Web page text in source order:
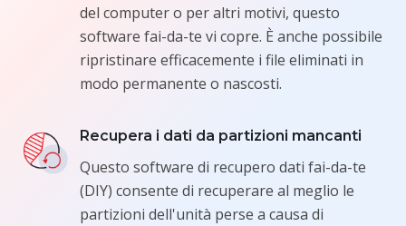
del computer o per altri motivi, questo
software fai-da-te vi copre. È anche possibile
ripristinare efficacemente i file eliminati in
modo permanente o nascosti.
Recupera i dati da partizioni mancanti
Questo software di recupero dati fai-da-te
(DIY) consente di recuperare al meglio le
partizioni dell'unità perse a causa di